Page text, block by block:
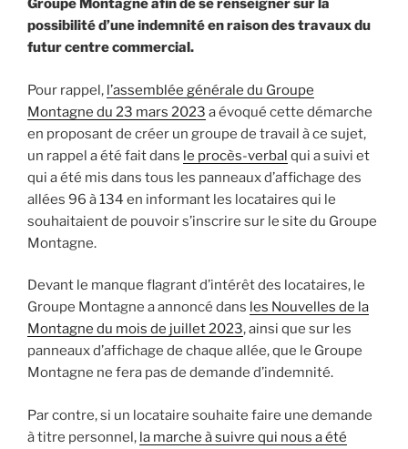
Groupe Montagne afin de se renseigner sur la
possibilité d’une indemnité en raison des travaux du
futur centre commercial.
Pour rappel, l’assemblée générale du Groupe
Montagne du 23 mars 2023 a évoqué cette démarche
en proposant de créer un groupe de travail à ce sujet,
un rappel a été fait dans le procès-verbal qui a suivi et
qui a été mis dans tous les panneaux d’affichage des
allées 96 à 134 en informant les locataires qui le
souhaitaient de pouvoir s’inscrire sur le site du Groupe
Montagne.
Devant le manque flagrant d’intérêt des locataires, le
Groupe Montagne a annoncé dans les Nouvelles de la
Montagne du mois de juillet 2023, ainsi que sur les
panneaux d’affichage de chaque allée, que le Groupe
Montagne ne fera pas de demande d’indemnité.
Par contre, si un locataire souhaite faire une demande
à titre personnel, la marche à suivre qui nous a été